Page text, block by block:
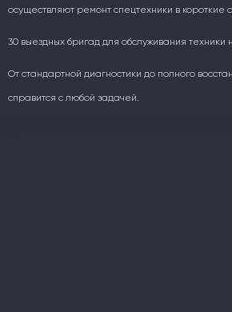
осуществляют ремонт спецтехники в короткие
30 выездных бригад для обслуживания техники
От стандартной диагностики до полного
справится с любой задачей.